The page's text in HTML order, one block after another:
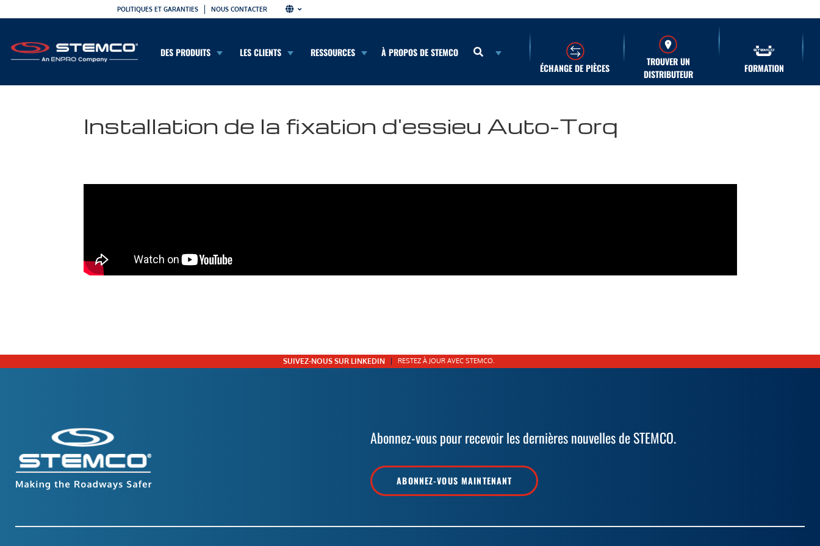
POLITIQUES ET GARANTIES NOUS CONTACTER
DES PRODUITS LES CLIENTS RESSOURCES
À PROPOS DE STEMCO
ÉCHANGE DE PIÈCES
TROUVER UN
DISTRIBUTEUR
FORMATION
Installation de la fixation d'essieu Auto-Torq
SUIVEZ-NOUS SUR LINKEDIN RESTEZ À JOUR AVEC STEMCO.
Abonnez-vous pour recevoir les dernières nouvelles de STEMCO.
ABONNEZ-VOUS MAINTENANT